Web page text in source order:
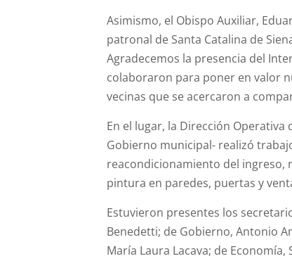
Asimismo, el Obispo Auxiliar,
patronal de Santa Catalina de
Agradecemos la presencia del
colaboraron para poner en valor
vecinas que se acercaron a
En el lugar, la Dirección
Gobierno municipal- realizó
reacondicionamiento del ingreso,
pintura en paredes, puertas y
Estuvieron presentes los
Benedetti; de Gobierno, Antonio
María Laura Lacava; de